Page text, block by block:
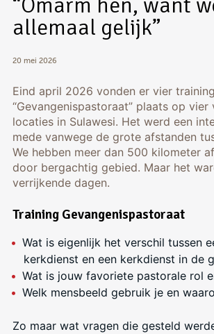
allemaal gelijk”
20 mei 2026
Eind april 2026 vonden er vier
“Gevangenispastoraat” plaats op vier
locaties in Sulawesi. Het werd een
mede vanwege de grote afstanden
We hebben meer dan 500 kilometer
door bergachtig gebied. Maar het
verrijkende dagen.
Training Gevangenispastoraat
Wat is eigenlijk het verschil tussen
kerkdienst en een kerkdienst in de
Wat is jouw favoriete pastorale rol
Welk mensbeeld gebruik je en
Zo maar wat vragen die gesteld